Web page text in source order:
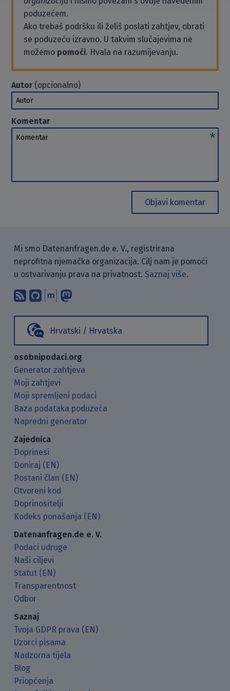
poduzećem.
Ako trebaš podršku ili želiš poslati zahtjev, obrati
se poduzeću izravno. U takvim slučajevima ne
možemo pomoći. Hvala na razumijevanju.
Autor(opcionalno)
Autor
Komentar
Komentar
Objavi komentar
Mi smo Datenanfragen.de e. V., registrirana
neprofitna njemačka organizacija. Cilj nam je pomoći
u ostvarivanju prava na privatnost. Saznaj više.
Pretplati se na naš blog koristeći
Pronađi nas na GitHubu.
Raspravljaj s nama putem
Hrvatski / Hrvatska
osobnipodaci.org
Generator zahtjeva
Moji zahtjevi
Moji spremljeni podaci
Baza podataka poduzeća
Napredni generator
Zajednica
Doprinesi
Doniraj (EN)
Postani član (EN)
Otvoreni kod
Doprinositelji
Kodeks ponašanja (EN)
Datenanfragen.de e. V.
Podaci udruge
Naši ciljevi
Statut (EN)
Transparentnost
Odbor
Saznaj
Tvoja GDPR prava (EN)
Uzorci pisama
Nadzorna tijela
Blog
Priopćenja